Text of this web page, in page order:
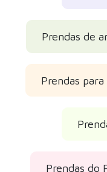
Prendas de
Prendas
Prendas do